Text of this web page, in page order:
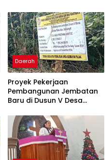
Daerah
Proyek Pekerjaan
Pembangunan Jembatan
Baru di Dusun V Desa
Persen